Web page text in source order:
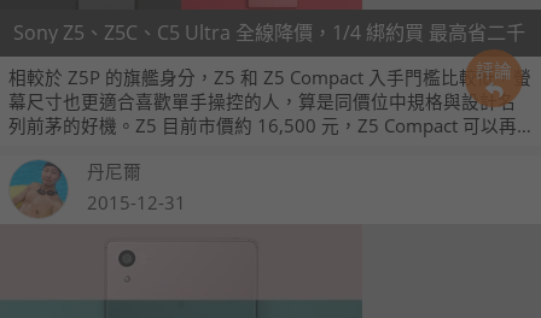
評論
Sony Z5、Z5C、C5 Ultra 全線降價，1/4 綁約買 最高省二千
相較於 Z5P 的旗艦身分，Z5 和 Z5 Compact 入手門檻比較低，螢
幕尺寸也更適合喜歡單手操控的人，算是同價位中規格與設計名
列前茅的好機。Z5 目前市價約 16,500 元，Z5 Compact 可以再
機，都會祭出新一波降價優惠。
丹尼爾
2015-12-31